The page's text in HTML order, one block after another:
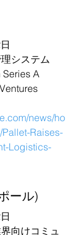
システム
A
news/ho
Raises-
Logistics-
ール)
向けコミュ